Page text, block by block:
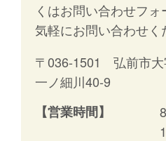
くはお問い合わせフ
気軽にお問い合わせく
〒036-1501 弘前市大
一ノ細川40-9
【営業時間】